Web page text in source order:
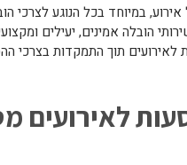
במיוחד בכל הנוגע לצרכי
הובלה אמינים, יעילים
תוך התמקדות בצרכי
לאירועים